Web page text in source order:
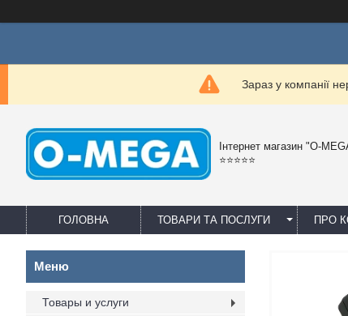
Зараз у компанії
Інтернет магазин "O-
⭐⭐⭐⭐⭐
ГОЛОВНА ТОВАРИ ТА ПОСЛУГИ ПРО
Товары и услуги